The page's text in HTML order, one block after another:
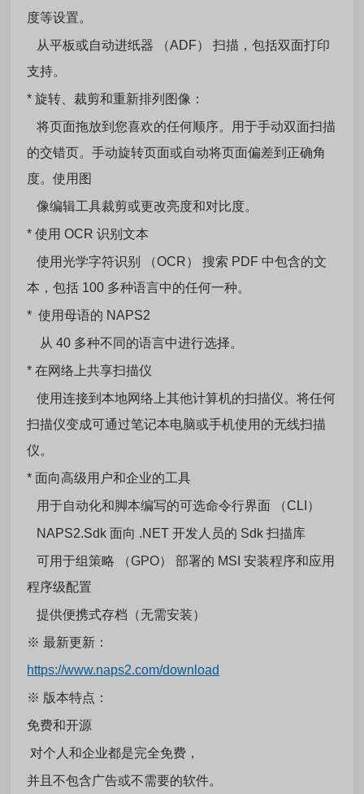
度等设置。
从平板或自动进纸器 （ADF） 扫描，包括双面打印
支持。
* 旋转、裁剪和重新排列图像：
将页面拖放到您喜欢的任何顺序。用于手动双面扫描
的交错页。手动旋转页面或自动将页面偏差到正确角
度。使用图
像编辑工具裁剪或更改亮度和对比度。
* 使用 OCR 识别文本
使用光学字符识别 （OCR） 搜索 PDF 中包含的文
本，包括 100 多种语言中的任何一种。
* 使用母语的 NAPS2
从 40 多种不同的语言中进行选择。
* 在网络上共享扫描仪
使用连接到本地网络上其他计算机的扫描仪。将任何
扫描仪变成可通过笔记本电脑或手机使用的无线扫描
仪。
* 面向高级用户和企业的工具
用于自动化和脚本编写的可选命令行界面 （CLI）
NAPS2.Sdk 面向 .NET 开发人员的 Sdk 扫描库
可用于组策略 （GPO） 部署的 MSI 安装程序和应用
程序级配置
提供便携式存档（无需安装）
※最新更新：
https://www.naps2.com/download
※ 版本特点：
免费和开源
对个人和企业都是完全免费，
并且不包含广告或不需要的软件。